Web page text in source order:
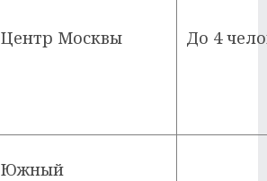
Центр Москвы До 4
Южный